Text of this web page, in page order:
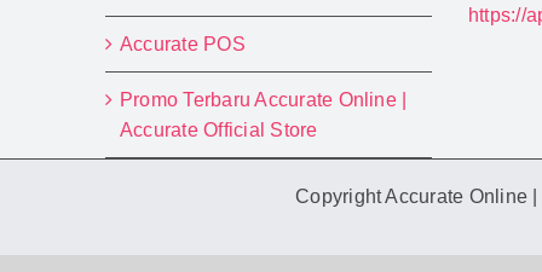
Accurate POS
Promo Terbaru Accurate Online |
Accurate Official Store
https://
Copyright Accurate Online